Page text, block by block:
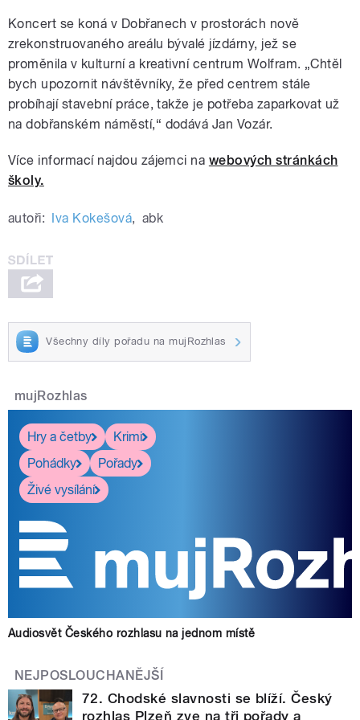
Koncert se koná v Dobřanech v prostorách nově
zrekonstruovaného areálu bývalé jízdárny, jež se
proměnila v kulturní a kreativní centrum Wolfram. „Chtěl
bych upozornit návštěvníky, že před centrem stále
probíhají stavební práce, takže je potřeba zaparkovat už
na dobřanském náměstí,“ dodává Jan Vozár.
Více informací najdou zájemci na webových stránkách
školy.
autoři: Iva Kokešová, abk
Všechny díly pořadu na mujRozhlas
mujRozhlas
Hry a četby
Krimi
Pohádky
Pořady
Živé vysílání
Audiosvět Českého rozhlasu na jednom místě
NEJPOSLOUCHANĚJŠÍ
72. Chodské slavnosti se blíží. Český
rozhlas Plzeň zve na tři pořady a